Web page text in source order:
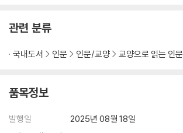
관련 분류
국내도서 인문 인문/교양 교양으로 읽는 인문
품목정보
발행일
2025년 08월 18일